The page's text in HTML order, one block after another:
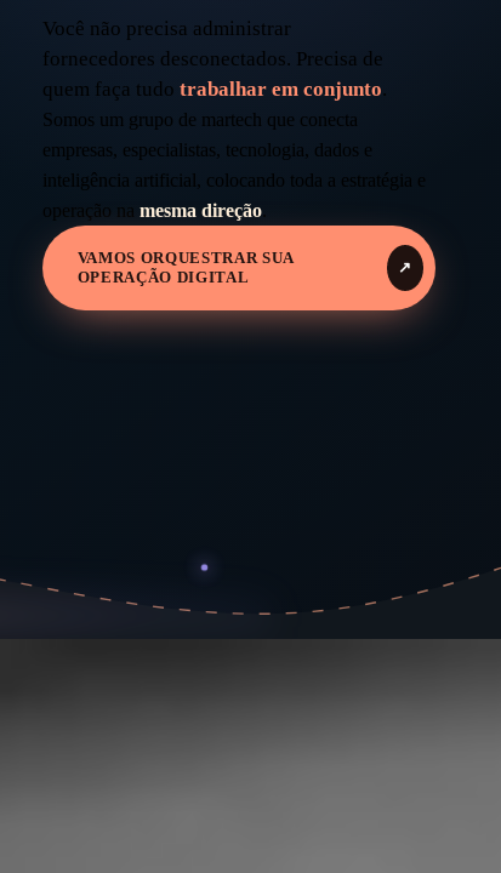
Você não precisa administrar
fornecedores desconectados. Precisa de
quem faça tudotrabalhar em conjunto.
Somos um grupo de martech que conecta
empresas, especialistas, tecnologia, dados e
inteligência artificial, colocando toda a estratégia e
operação namesma direção
VAMOS ORQUESTRAR SUA
OPERAÇÃO DIGITAL
↗